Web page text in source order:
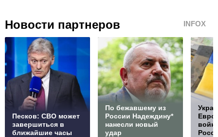
Новости партнеров INFOX
Песков: СВО может
завершиться в
ближайшие часы
По бежавшему из
России Надеждину*
нанесли новый
удар